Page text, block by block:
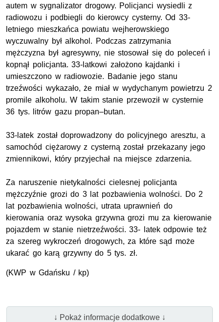
autem w sygnalizator drogowy. Policjanci wysiedli z
radiowozu i podbiegli do kierowcy cysterny. Od 33-
letniego mieszkańca powiatu wejherowskiego
wyczuwalny był alkohol. Podczas zatrzymania
mężczyzna był agresywny, nie stosował się do poleceń i
kopnął policjanta. 33-latkowi założono kajdanki i
umieszczono w radiowozie. Badanie jego stanu
trzeźwości wykazało, że miał w wydychanym powietrzu 2
promile alkoholu. W takim stanie przewoził w cysternie
36 tys. litrów gazu propan–butan.
33-latek został doprowadzony do policyjnego aresztu, a
samochód ciężarowy z cysterną został przekazany jego
zmiennikowi, który przyjechał na miejsce zdarzenia.
Za naruszenie nietykalności cielesnej policjanta
mężczyźnie grozi do 3 lat pozbawienia wolności. Do 2
lat pozbawienia wolności, utrata uprawnień do
kierowania oraz wysoka grzywna grozi mu za kierowanie
pojazdem w stanie nietrzeźwości. 33- latek odpowie też
za szereg wykroczeń drogowych, za które sąd może
ukarać go karą grzywny do 5 tys. zł.
(KWP w Gdańsku / kp)
↓ Pokaż informacje dodatkowe ↓